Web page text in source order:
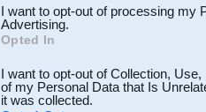
I want to opt-out of processing my
Advertising.
Opted In
I want to opt-out of Collection,
of my Personal Data that Is
it was collected.